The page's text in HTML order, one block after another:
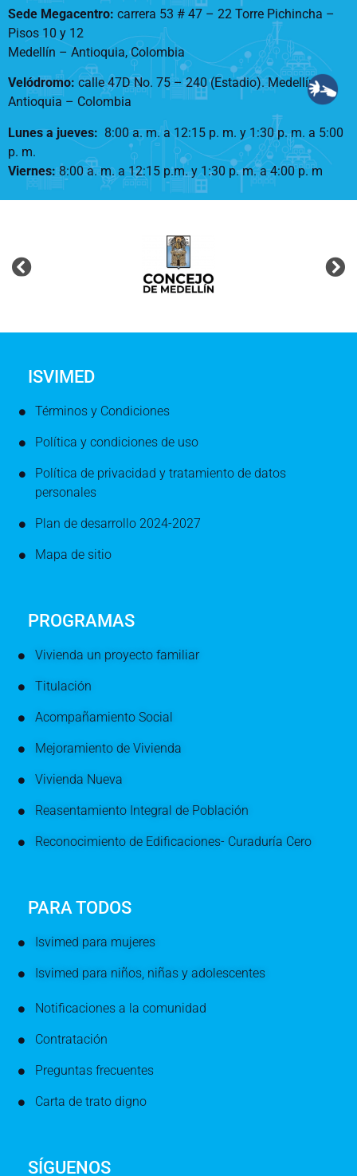
Sede Megacentro: carrera 53 # 47 – 22 Torre Pichincha –
Pisos 10 y 12
Medellín – Antioquia, Colombia
Velódromo: calle 47D No. 75 – 240 (Estadio). Medellín –
Antioquia – Colombia
Lunes a jueves: 8:00 a. m. a 12:15 p. m. y 1:30 p. m. a 5:00
p. m.
Viernes:8:00 a. m. a 12:15 p.m. y 1:30 p. m. a 4:00 p. m
ISVIMED
Términos y Condiciones
Política y condiciones de uso
Política de privacidad y tratamiento de datos
personales
Plan de desarrollo 2024-2027
Mapa de sitio
PROGRAMAS
Vivienda un proyecto familiar
Titulación
Acompañamiento Social
Mejoramiento de Vivienda
Vivienda Nueva
Reasentamiento Integral de Población
Reconocimiento de Edificaciones- Curaduría Cero
PARA TODOS
Isvimed para mujeres
Isvimed para niños, niñas y adolescentes
Notificaciones a la comunidad
Contratación
Preguntas frecuentes
Carta de trato digno
SÍGUENOS